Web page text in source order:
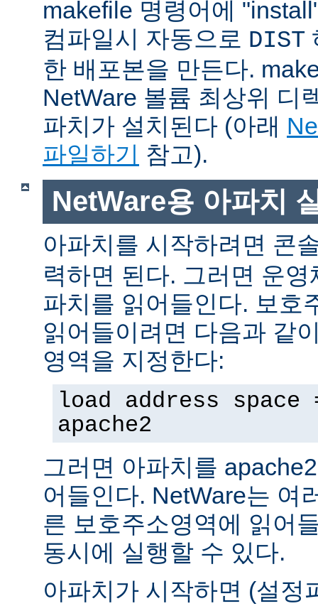
makefile 명령어에
컴파일시 자동으로 DIST
한 배포본을 만든다.
NetWare 볼륨 최상위 디
파치가 설치된다 (아래
파일하기
참고).
NetWare용 아파치
아파치를 시작하려면 콘
력하면 된다. 그러면 운
파치를 읽어들인다. 보호
읽어들이려면 다음과 같
영역을 지정한다:
load address space
apache2
그러면 아파치를
어들인다. NetWare는 여
른 보호주소영역에 읽어
동시에 실행할 수 있다.
아파치가 시작하면 (설정